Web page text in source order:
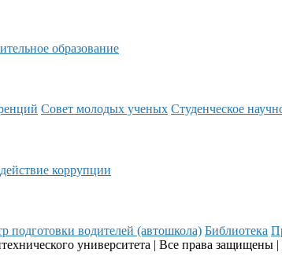
образование
Совет молодых ученых Студенческое
коррупции
подготовки водителей (автошкола) Библиотека
университета | Все права защищены |